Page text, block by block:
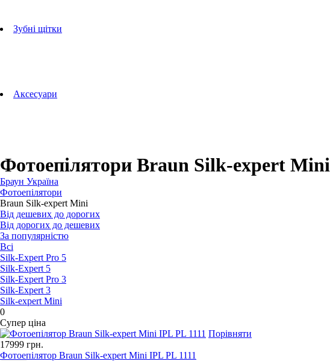
Зубні щітки
Aксесуари
Фотоепілятори Braun Silk-expert Mini
Браун Україна
Фотоепілятори
Braun Silk-expert Mini
Від дешевих до дорогих
Від дорогих до дешевих
За популярністю
Всі
Silk-Expert Pro 5
Silk-Expert 5
Silk-Expert Pro 3
Silk-Expert 3
Silk-expert Mini
0
Супер ціна
Порівняти
17999 грн.
Фотоепілятор Braun Silk-expert Mini IPL PL 1111